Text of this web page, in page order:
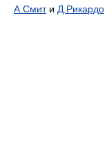
А.Смити Д.Рикардо